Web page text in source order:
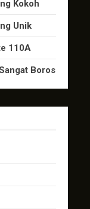
Kokoh
Unik
110A
Boros